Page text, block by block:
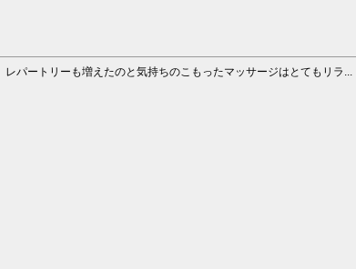
パートリーも増えたのと気持ちのこもったマッサージはとてもリラ...